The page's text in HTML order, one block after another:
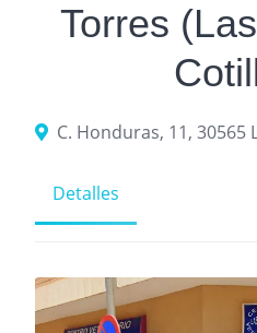
Torres
Detalles